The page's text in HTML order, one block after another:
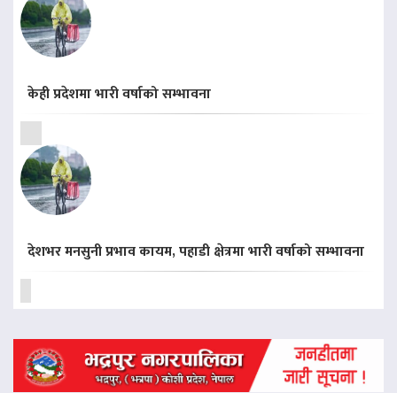
केही प्रदेशमा भारी वर्षाको सम्भावना
देशभर मनसुनी प्रभाव कायम, पहाडी क्षेत्रमा भारी वर्षाको सम्भावना